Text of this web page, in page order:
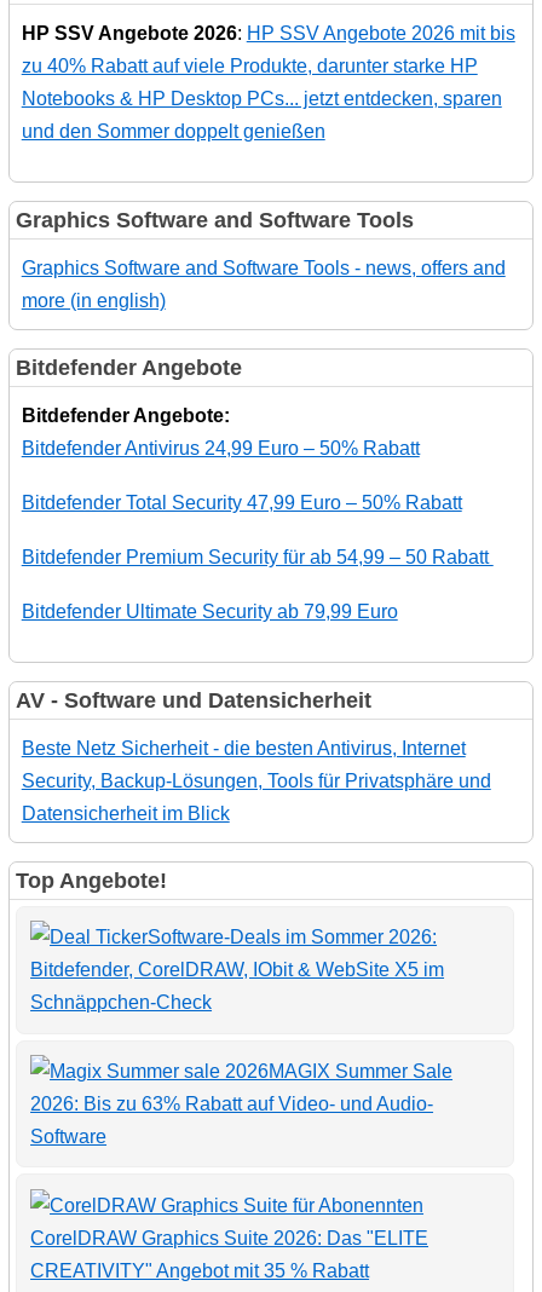
HP SSV Angebote 2026: HP SSV Angebote 2026 mit bis
zu 40% Rabatt auf viele Produkte, darunter starke HP
Notebooks & HP Desktop PCs... jetzt entdecken, sparen
und den Sommer doppelt genießen
Graphics Software and Software Tools
Graphics Software and Software Tools - news, offers and
more (in english)
Bitdefender Angebote
Bitdefender Angebote:
Bitdefender Antivirus 24,99 Euro – 50% Rabatt
Bitdefender Total Security 47,99 Euro – 50% Rabatt
Bitdefender Premium Security für ab 54,99 – 50 Rabatt
Bitdefender Ultimate Security ab 79,99 Euro
AV - Software und Datensicherheit
Beste Netz Sicherheit - die besten Antivirus, Internet
Security, Backup-Lösungen, Tools für Privatsphäre und
Datensicherheit im Blick
Top Angebote!
Software-Deals im Sommer 2026:
Bitdefender, CorelDRAW, IObit & WebSite X5 im
Schnäppchen-Check
MAGIX Summer Sale
2026: Bis zu 63% Rabatt auf Video- und Audio-
Software
CorelDRAW Graphics Suite 2026: Das "ELITE
CREATIVITY" Angebot mit 35 % Rabatt